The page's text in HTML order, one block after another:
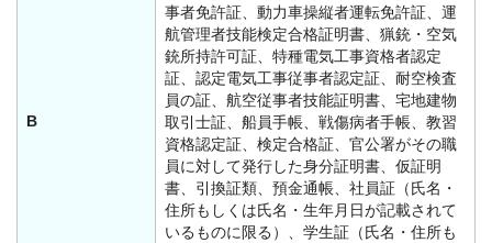
B
事者免許証、動力車操縦者運転免許証、運
航管理者技能検定合格証明書、猟銃・空気
銃所持許可証、特種電気工事資格者認定
証、認定電気工事従事者認定証、耐空検査
員の証、航空従事者技能証明書、宅地建物
取引士証、船員手帳、戦傷病者手帳、教習
資格認定証、検定合格証、官公署がその職
員に対して発行した身分証明書、仮証明
書、引換証類、預金通帳、社員証（氏名・
住所もしくは氏名・生年月日が記載されて
いるものに限る）、学生証（氏名・住所も